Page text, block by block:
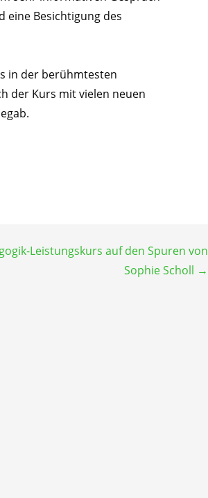
eine Besichtigung des
in der berühmtesten
der Kurs mit vielen neuen
Leistungskurs auf den Spuren von
Sophie Scholl →